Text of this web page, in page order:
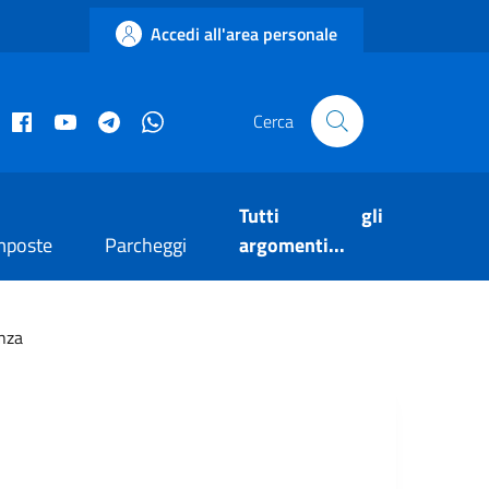
Accedi all'area personale
Facebook istituzionale
Facebook museo civico
YouTube Telegram Cerca
Parcheggi
Tutti gli
argomenti...